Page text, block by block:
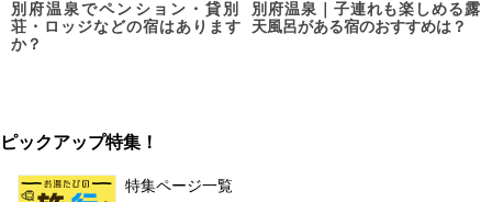
別府温泉でペンション・貸別
荘・ロッジなどの宿はあります
か？
別府温泉｜子連れも楽しめる露
天風呂がある宿のおすすめは？
ピックアップ特集！
特集ページ一覧